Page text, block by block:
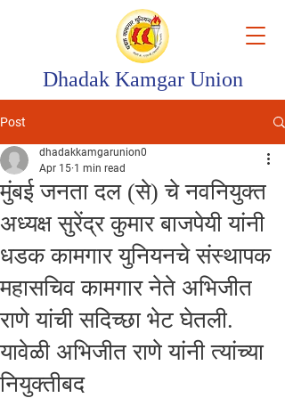
Dhadak Kamgar Union
Post
मुंबई जनता दल (से) चे नवनियुक्त
अध्यक्ष सुरेंद्र कुमार बाजपेयी यांनी
धडक कामगार युनियनचे संस्थापक
महासचिव कामगार नेते अभिजीत
राणे यांची सदिच्छा भेट घेतली.
यावेळी अभिजीत राणे यांनी त्यांच्या
नियुक्तीबद
dhadakkamgarunion0
Apr 15 1 min read